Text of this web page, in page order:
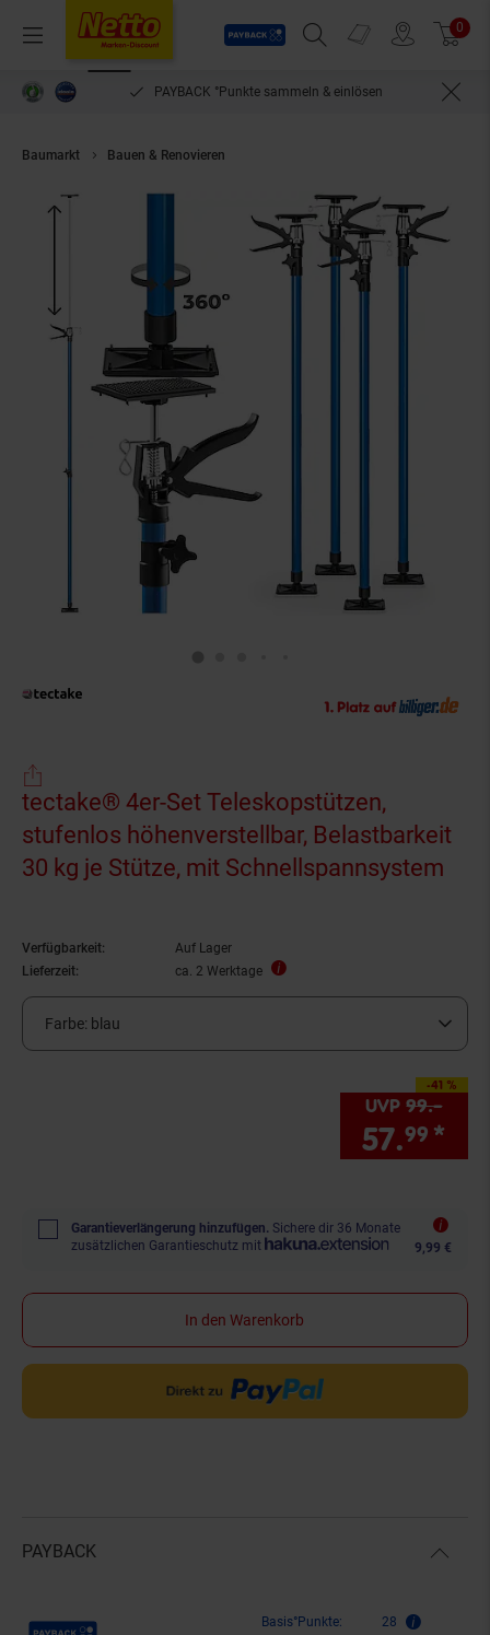
Menü
Payback
Suchfeld einblenden
Prospekte 0
PAYBACK °Punkte sammeln & einlösen
Baumarkt Bauen & Renovieren
tectake® 4er-Set Teleskopstützen,
stufenlos höhenverstellbar, Belastbarkeit
30 kg je Stütze, mit Schnellspannsystem
Verfügbarkeit:
Auf Lager
Lieferzeit:
ca. 2 Werktage
Farbe: blau
-41 %
Sie Sparen 41
UVP99.–
57.99 *
Garantieverlängerung hinzufügen. Sichere dir 36 Monate
zusätzlichen Garantieschutz mit
9,99 €
In den Warenkorb
PAYBACK
Payback Punkte Basis°Punkte:
28